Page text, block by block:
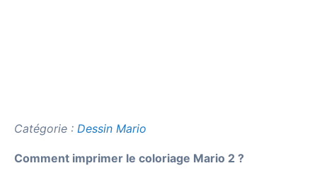
Catégorie : Dessin Mario
Comment imprimer le coloriage Mario 2 ?